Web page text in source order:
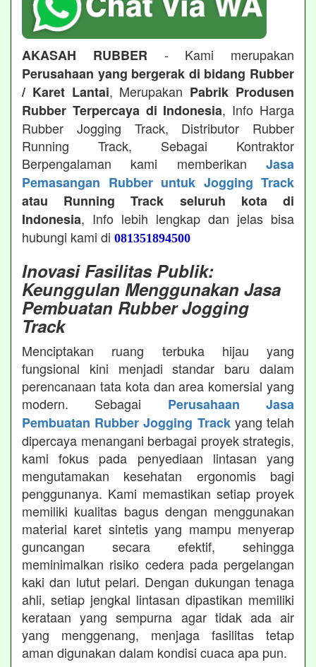
AKASAH RUBBER - Kami merupakan
Perusahaan yang bergerak di bidang Rubber
/ Karet Lantai, Merupakan Pabrik Produsen
Rubber Terpercaya di Indonesia, Info Harga
Rubber Jogging Track, Distributor Rubber
Running Track, Sebagai Kontraktor
Berpengalaman kami memberikan Jasa
Pemasangan Rubber untuk Jogging Track
atau Running Track seluruh kota di
Indonesia, Info lebih lengkap dan jelas bisa
hubungi kami di 081351894500
Inovasi Fasilitas Publik:
Keunggulan Menggunakan Jasa
Pembuatan Rubber Jogging
Track
Menciptakan ruang terbuka hijau yang
fungsional kini menjadi standar baru dalam
perencanaan tata kota dan area komersial yang
modern. Sebagai Perusahaan Jasa
Pembuatan Rubber Jogging Trackyang telah
dipercaya menangani berbagai proyek strategis,
kami fokus pada penyediaan lintasan yang
mengutamakan kesehatan ergonomis bagi
penggunanya. Kami memastikan setiap proyek
memiliki kualitas bagus dengan menggunakan
material karet sintetis yang mampu menyerap
guncangan secara efektif, sehingga
meminimalkan risiko cedera pada pergelangan
kaki dan lutut pelari. Dengan dukungan tenaga
ahli, setiap jengkal lintasan dipastikan memiliki
kerataan yang sempurna agar tidak ada air
yang menggenang, menjaga fasilitas tetap
aman digunakan dalam kondisi cuaca apa pun.